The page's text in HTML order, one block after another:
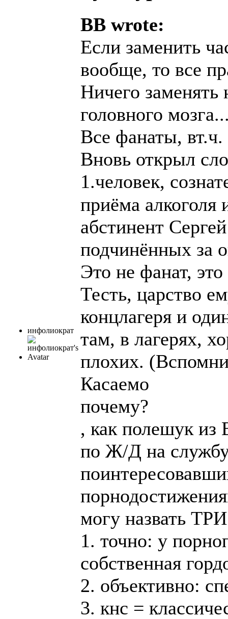
инфолиократ
BB wrote:
Если заменить
вообще, то все
Ничего
головного
Все фанаты,
Вновь открыл
1.человек,
приёма алкоголя
абстинент
подчинённых за
Это не фанат,
Тесть, царство
концлагеря и
там, в лагерях,
плохих.
Касаемо
почему?
, как полешук из
по Ж/Д на
могу назвать
1. точно: у
собственная
2. объективно:
3. кнс =